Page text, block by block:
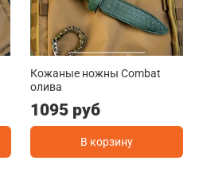
Кожаные ножны Combat
олива
1095 руб
В корзину